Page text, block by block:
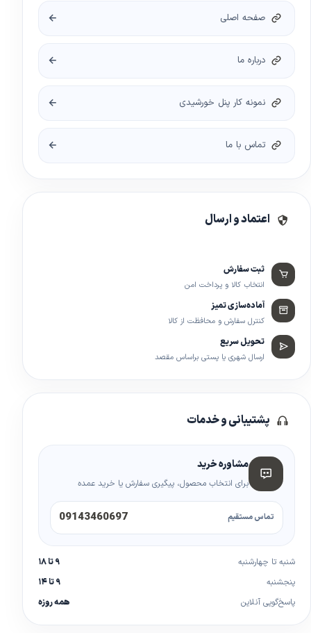
صفحه اصلی
درباره ما
نمونه کار پنل خورشیدی
تماس با ما
اعتماد و ارسال
ثبت سفارش
انتخاب کالا و پرداخت امن
آماده‌سازی تمیز
کنترل سفارش و محافظت از کالا
تحویل سریع
ارسال شهری یا پستی براساس مقصد
پشتیبانی و خدمات
مشاوره خرید
برای انتخاب محصول، پیگیری سفارش یا خرید عمده
تماس مستقیم 09143460697
شنبه تا چهارشنبه
۹ تا ۱۸
پنجشنبه
۹ تا ۱۴
پاسخ‌گویی آنلاین
همه روزه